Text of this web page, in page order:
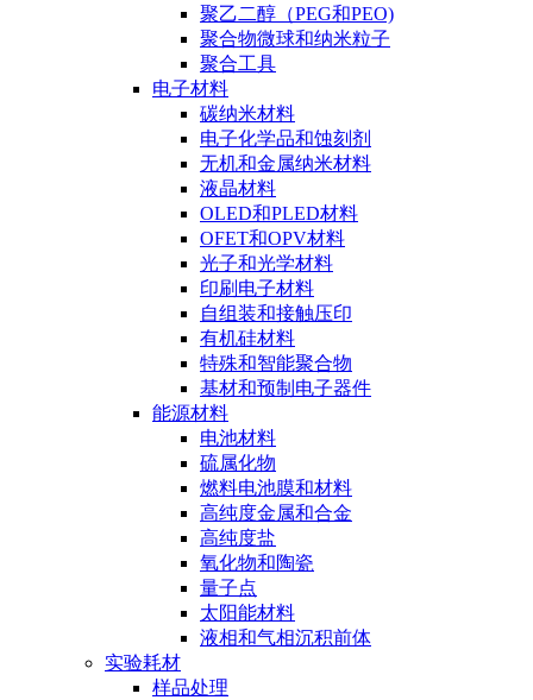
聚乙二醇（PEG和PEO)
聚合物微球和纳米粒子
聚合工具
电子材料
碳纳米材料
电子化学品和蚀刻剂
无机和金属纳米材料
液晶材料
OLED和PLED材料
OFET和OPV材料
光子和光学材料
印刷电子材料
自组装和接触压印
有机硅材料
特殊和智能聚合物
基材和预制电子器件
能源材料
电池材料
硫属化物
燃料电池膜和材料
高纯度金属和合金
高纯度盐
氧化物和陶瓷
量子点
太阳能材料
液相和气相沉积前体
实验耗材
样品处理